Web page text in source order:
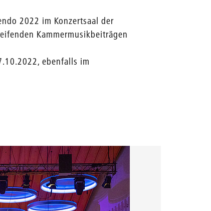
2022 im Konzertsaal der
Kammermusikbeiträgen
ebenfalls im